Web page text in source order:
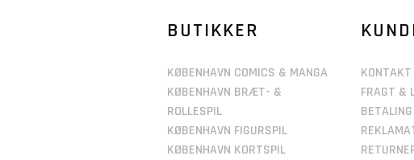
BUTIKKER
KØBENHAVN COMICS & MANGA
KØBENHAVN BRÆT- &
ROLLESPIL
KØBENHAVN FIGURSPIL
KØBENHAVN KORTSPIL
KONTAKT
FRAGT &
BETALING